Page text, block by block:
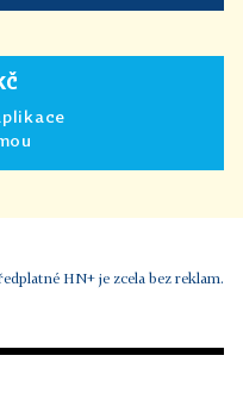
HN+ je zcela bez reklam.